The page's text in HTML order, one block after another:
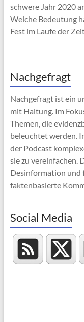
schwere Jahr 2020
Welche Bedeutung
Fest im Laufe der
Nachgefragt
Nachgefragt ist ein
mit Haltung. Im
Themen, die
beleuchtet werden.
der Podcast
sie zu vereinfachen.
Desinformation und
faktenbasierte
Social Media